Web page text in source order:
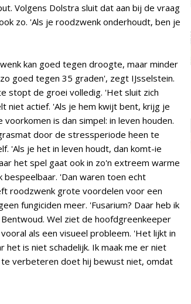
Volgens Dolstra sluit dat aan bij de vraag
zo. 'Als je roodzwenk onderhoudt, ben je
kan goed tegen droogte, maar minder
goed tegen 35 graden', zegt IJsselstein.
stopt de groei volledig. 'Het sluit zich
niet actief. 'Als je hem kwijt bent, krijg je
is dan simpel: in leven houden.
door de stressperiode heen te
'Als je het in leven houdt, dan komt-ie
het spel gaat ook in zo'n extreem warme
'Dan waren toen echt
roodzwenk grote voordelen voor een
fungiciden meer. 'Fusarium? Daar heb ik
Wel ziet de hoofdgreenkeeper
als een visueel probleem. 'Het lijkt in
is niet schadelijk. Ik maak me er niet
verbeteren doet hij bewust niet, omdat